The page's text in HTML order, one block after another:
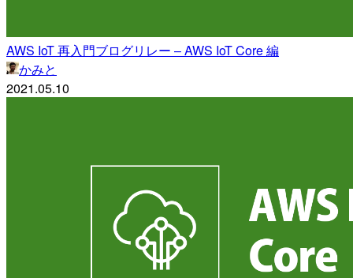
AWS IoT 再入門ブログリレー – AWS IoT Core 編
かみと
2021.05.10